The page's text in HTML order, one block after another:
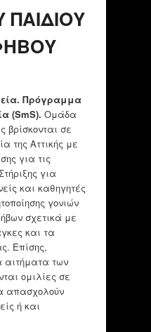
ΠΑΙΔΙΟΥ
Πρόγραμμα
(SmS). Ομάδα
βρίσκονται σε
της Αττικής με
για τις
για
και καθηγητές
γονιών
σχετικά με
και τα
Επίσης,
αιτήματα των
ομιλίες σε
απασχολούν
ή και